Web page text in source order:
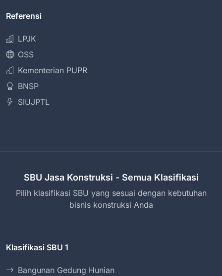
Referensi
LPJK
OSS
Kementerian PUPR
BNSP
SIUJPTL
SBU Jasa Konstruksi - Semua Klasifikasi
Pilih klasifikasi SBU yang sesuai dengan kebutuhan
bisnis konstruksi Anda
Klasifikasi SBU 1
Bangunan Gedung Hunian